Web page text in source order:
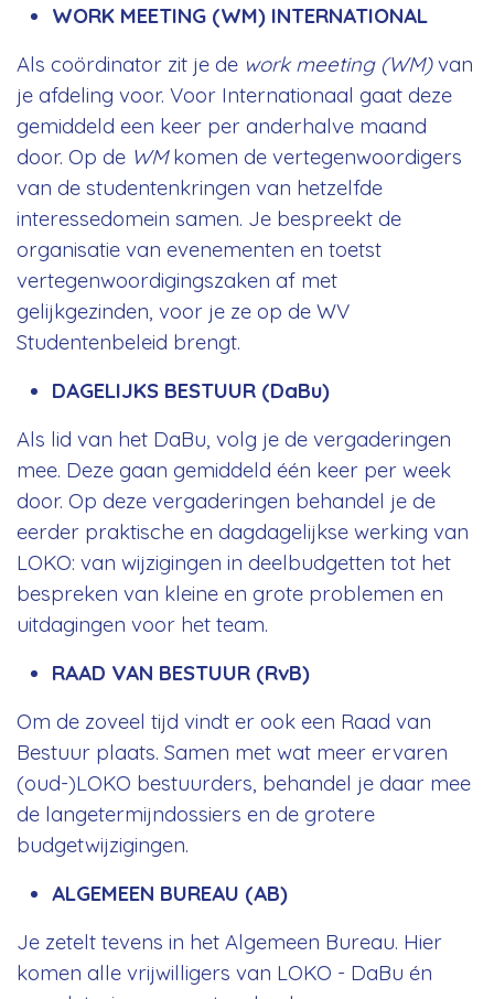
WORK MEETING (WM) INTERNATIONAL
Als coördinator zit je de work meeting (WM)van
je afdeling voor. Voor Internationaal gaat deze
gemiddeld een keer per anderhalve maand
door. Op de WMkomen de vertegenwoordigers
van de studentenkringen van hetzelfde
interessedomein samen. Je bespreekt de
organisatie van evenementen en toetst
vertegenwoordigingszaken af met
gelijkgezinden, voor je ze op de WV
Studentenbeleid brengt.
DAGELIJKS BESTUUR (DaBu)
Als lid van het DaBu, volg je de vergaderingen
mee. Deze gaan gemiddeld één keer per week
door. Op deze vergaderingen behandel je de
eerder praktische en dagdagelijkse werking van
LOKO: van wijzigingen in deelbudgetten tot het
bespreken van kleine en grote problemen en
uitdagingen voor het team.
RAAD VAN BESTUUR (RvB)
Om de zoveel tijd vindt er ook een Raad van
Bestuur plaats. Samen met wat meer ervaren
(oud-)LOKO bestuurders, behandel je daar mee
de langetermijndossiers en de grotere
budgetwijzigingen.
ALGEMEEN BUREAU (AB)
Je zetelt tevens in het Algemeen Bureau. Hier
komen alle vrijwilligers van LOKO - DaBu én